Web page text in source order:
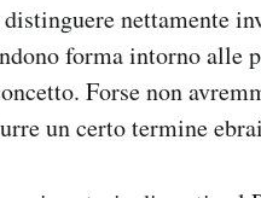
distinguere nettamente
forma intorno alle
Forse non
un certo termine